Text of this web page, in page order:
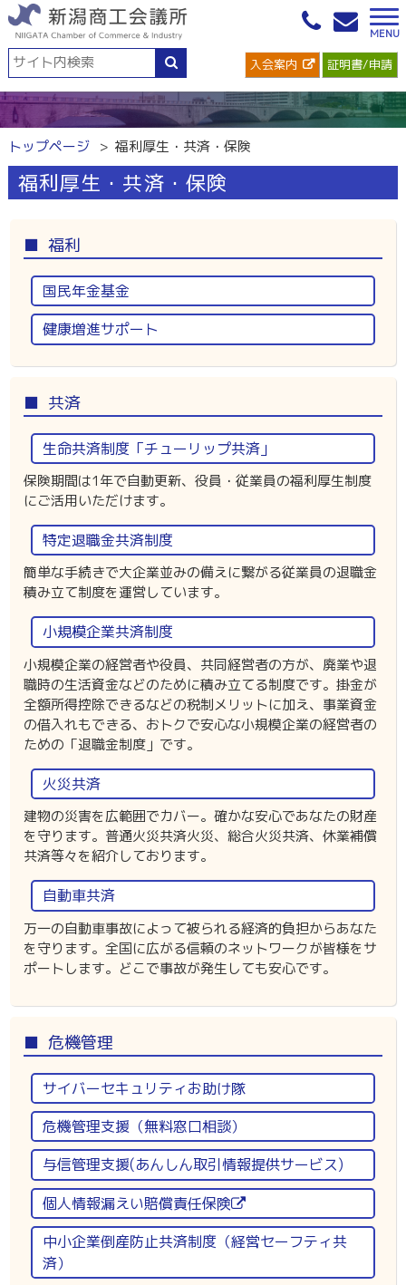
入会案内 証明書/申請
トップページ 福利厚生・共済・保険
福利厚生・共済・保険
福利
国民年金基金
健康増進サポート
共済
生命共済制度「チューリップ共済」
保険期間は1年で自動更新、役員・従業員の福利厚生制度
にご活用いただけます。
特定退職金共済制度
簡単な手続きで大企業並みの備えに繋がる従業員の退職金
積み立て制度を運営しています。
小規模企業共済制度
小規模企業の経営者や役員、共同経営者の方が、廃業や退
職時の生活資金などのために積み立てる制度です。掛金が
全額所得控除できるなどの税制メリットに加え、事業資金
の借入れもできる、おトクで安心な小規模企業の経営者の
ための「退職金制度」です。
火災共済
建物の災害を広範囲でカバー。確かな安心であなたの財産
を守ります。普通火災共済火災、総合火災共済、休業補償
共済等々を紹介しております。
自動車共済
万一の自動車事故によって被られる経済的負担からあなた
を守ります。全国に広がる信頼のネットワークが皆様をサ
ポートします。どこで事故が発生しても安心です。
危機管理
サイバーセキュリティお助け隊
危機管理支援（無料窓口相談）
与信管理支援(あんしん取引情報提供サービス)
個人情報漏えい賠償責任保険
中小企業倒産防止共済制度（経営セーフティ共
済）